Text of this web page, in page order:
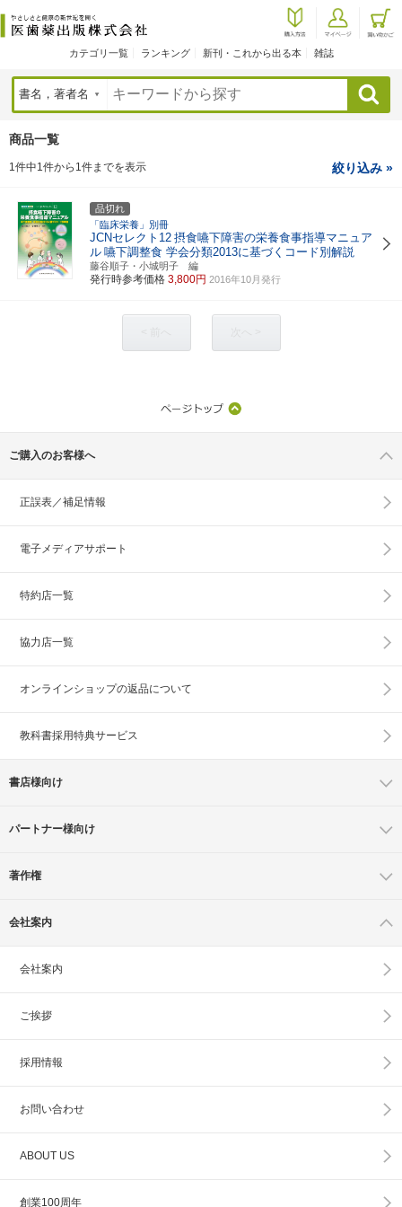
カテゴリ一覧 ランキング 新刊・これから出る本 雑誌
検索
商品一覧
1件中1件から1件までを表示 絞り込み »
品切れ
「臨床栄養」別冊
JCNセレクト12 摂食嚥下障害の栄養食事指導マニュア
ル 嚥下調整食 学会分類2013に基づくコード別解説
藤谷順子・小城明子 編
発行時参考価格 3,800円 2016年10月発行
ご購入のお客様へ
正誤表／補足情報
電子メディアサポート
特約店一覧
協力店一覧
オンラインショップの返品について
教科書採用特典サービス
書店様向け
パートナー様向け
著作権
会社案内
会社案内
ご挨拶
採用情報
お問い合わせ
ABOUT US
創業100周年